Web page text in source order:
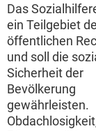
Das
ein Teilgebiet
öffentlichen
und soll die
Sicherheit der
Bevölkerung
gewährleisten.